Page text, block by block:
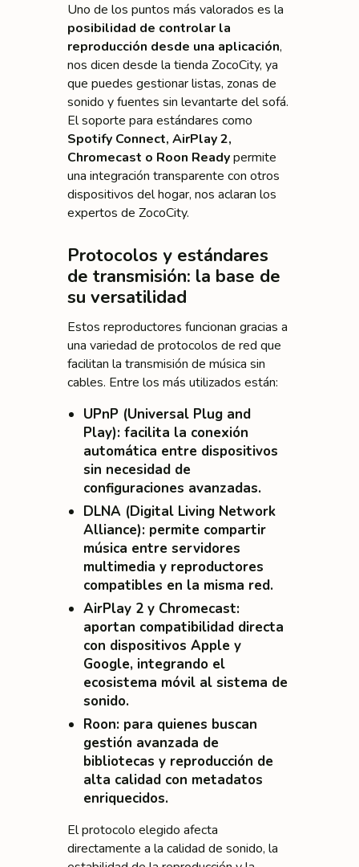
Uno de los puntos más valorados es la
posibilidad de controlar la
reproducción desde una aplicación,
nos dicen desde la tienda ZocoCity, ya
que puedes gestionar listas, zonas de
sonido y fuentes sin levantarte del sofá.
El soporte para estándares como
Spotify Connect, AirPlay 2,
Chromecast o Roon Readypermite
una integración transparente con otros
dispositivos del hogar, nos aclaran los
expertos de ZocoCity.
Protocolos y estándares
de transmisión: la base de
su versatilidad
Estos reproductores funcionan gracias a
una variedad de protocolos de red que
facilitan la transmisión de música sin
cables. Entre los más utilizados están:
UPnP (Universal Plug and
Play): facilita la conexión
automática entre dispositivos
sin necesidad de
configuraciones avanzadas.
DLNA (Digital Living Network
Alliance): permite compartir
música entre servidores
multimedia y reproductores
compatibles en la misma red.
AirPlay 2 y Chromecast:
aportan compatibilidad directa
con dispositivos Apple y
Google, integrando el
ecosistema móvil al sistema de
sonido.
Roon: para quienes buscan
gestión avanzada de
bibliotecas y reproducción de
alta calidad con metadatos
enriquecidos.
El protocolo elegido afecta
directamente a la calidad de sonido, la